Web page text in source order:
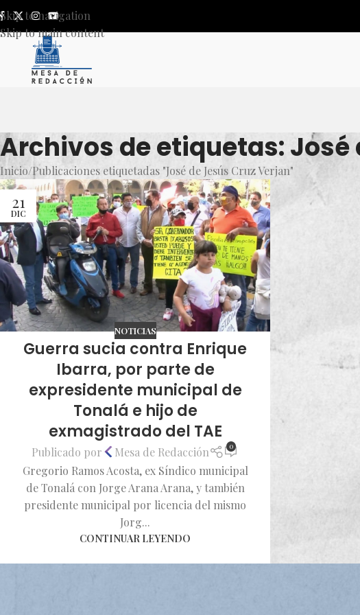
Skip to navigation
Skip to main content
Archivos de etiquetas: José
Inicio Publicaciones etiquetadas "José de Jesús Cruz Verjan"
21
DIC
NOTICIAS
Guerra sucia contra Enrique
Ibarra, por parte de
expresidente municipal de
Tonalá e hijo de
exmagistrado del TAE
Publicado por Mesa de Redacción 0
Gregorio Ramos Acosta, ex Síndico municipal
de Tonalá con Jorge Arana Arana, y también
presidente municipal por licencia del mismo
Jorg...
CONTINUAR LEYENDO